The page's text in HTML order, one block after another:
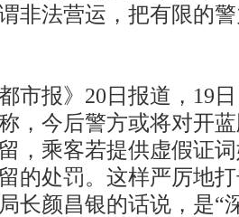
非法营运，把有限的
报》20日报道，19日
，今后警方或将对开
，乘客若提供虚假证
的处罚。这样严厉地
长颜昌银的话说，是“